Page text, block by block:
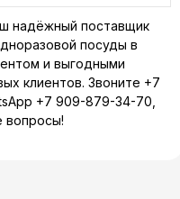
надёжный поставщик
посуды в
и выгодными
клиентов. Звоните +7
+7 909-879-34-70,
вопросы!